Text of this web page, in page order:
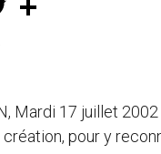
w
Mardi 17 juillet 2002
pour y